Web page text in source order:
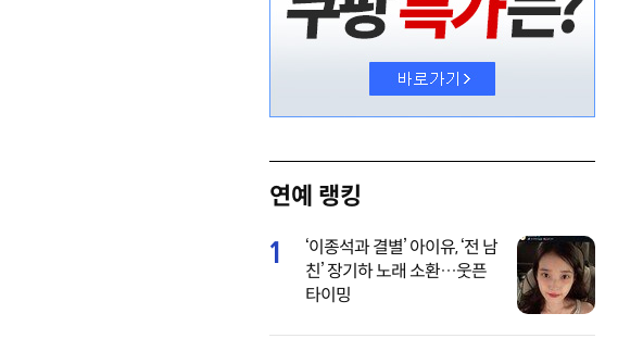
연예 랭킹
1
‘이종석과 결별’ 아이유, ‘전 남
친’ 장기하 노래 소환…웃픈
타이밍